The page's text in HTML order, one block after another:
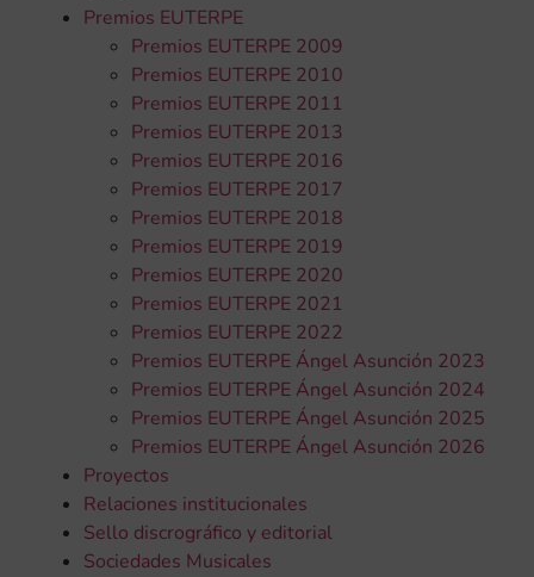
Premios EUTERPE
Premios EUTERPE 2009
Premios EUTERPE 2010
Premios EUTERPE 2011
Premios EUTERPE 2013
Premios EUTERPE 2016
Premios EUTERPE 2017
Premios EUTERPE 2018
Premios EUTERPE 2019
Premios EUTERPE 2020
Premios EUTERPE 2021
Premios EUTERPE 2022
Premios EUTERPE Ángel Asunción 2023
Premios EUTERPE Ángel Asunción 2024
Premios EUTERPE Ángel Asunción 2025
Premios EUTERPE Ángel Asunción 2026
Proyectos
Relaciones institucionales
Sello discrográfico y editorial
Sociedades Musicales